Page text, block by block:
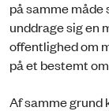
på samme måde
unddra­ge sig en
offentlighed om
på et bestemt
Af samme grund